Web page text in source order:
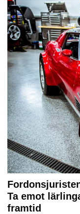
Ta emot
framtid